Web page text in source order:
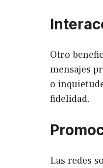
Otro
mensajes
o
fidelidad.
Las redes